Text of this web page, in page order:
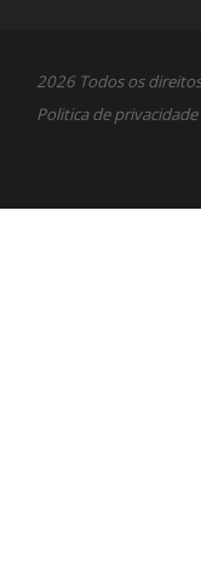
2026 Todos os
Politica de privacidade